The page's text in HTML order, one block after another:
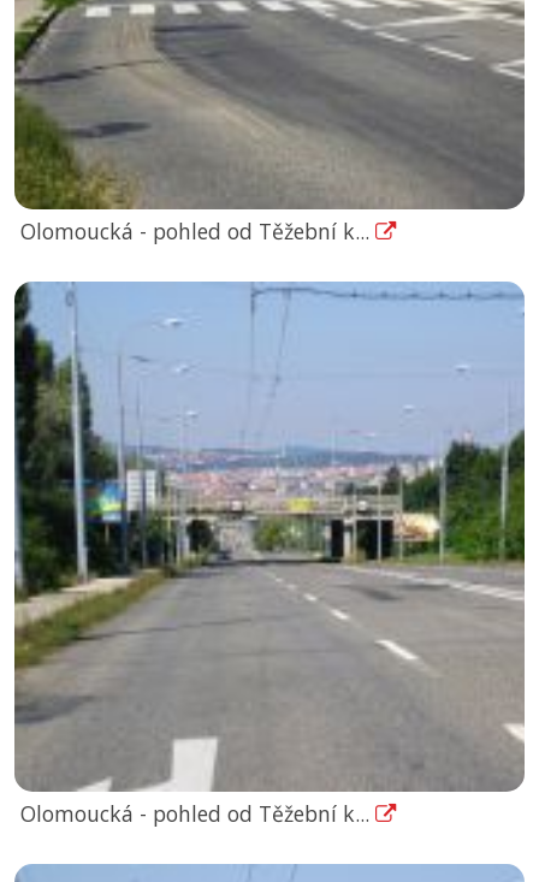
Olomoucká - pohled od Těžební k...
Olomoucká - pohled od Těžební k...